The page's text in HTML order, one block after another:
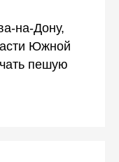
на-Дону,
Южной
пешую